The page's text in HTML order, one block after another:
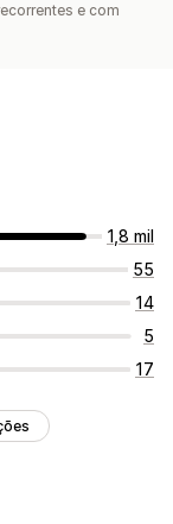
e com
1,8 mil
55
14
5
17